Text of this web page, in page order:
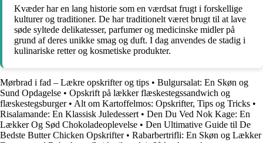
Kvæder har en lang historie som en værdsat frugt i forskellige
kulturer og traditioner. De har traditionelt været brugt til at lave
søde syltede delikatesser, parfumer og medicinske midler på
grund af deres unikke smag og duft. I dag anvendes de stadig i
kulinariske retter og kosmetiske produkter.
Mørbrad i fad – Lækre opskrifter og tips • Bulgursalat: En Skøn og
Sund Opdagelse • Opskrift på lækker flæskestegssandwich og
flæskestegsburger• Alt om Kartoffelmos: Opskrifter, Tips og Tricks •
Risalamande: En Klassisk Juledessert • Den Du Ved Nok Kage: En
Lækker Og Sød Chokoladeoplevelse • Den Ultimative Guide til De
Bedste Butter Chicken Opskrifter• Rabarbertrifli: En Skøn og Lækker